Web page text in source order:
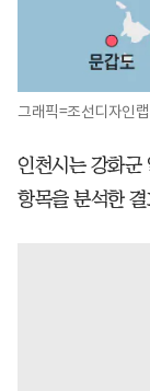
그래픽=조선디자인
인천시는 강화군
항목을 분석한